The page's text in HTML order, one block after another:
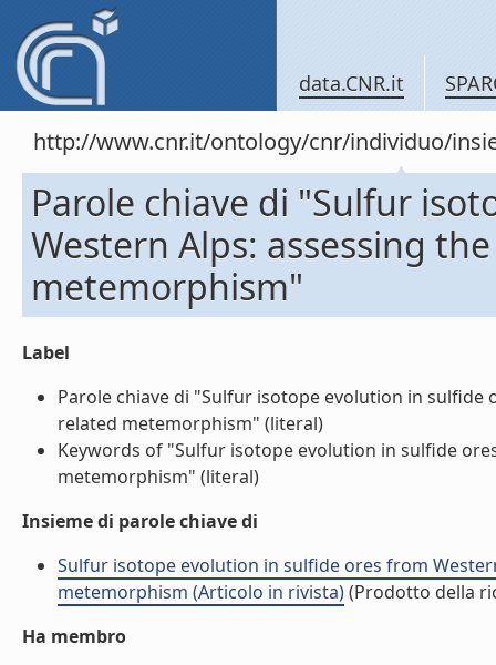
data.CNR.it
http://www.cnr.it/ontology/cnr/individuo/
Parole chiave di "Sulfur
Western Alps: assessing
metemorphism"
Label
Parole chiave di "Sulfur isotope evolution in
related metemorphism" (literal)
Keywords of "Sulfur isotope evolution in sulfide
metemorphism" (literal)
Insieme di parole chiave di
Sulfur isotope evolution in sulfide ores from
metemorphism (Articolo in rivista)(Prodotto della
Ha membro